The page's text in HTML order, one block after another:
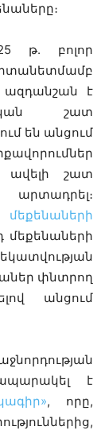
թ. բոլոր
ազդանշան է
շատ
են անցում
ավելի շատ
մեքենաների
փնտրող
անցում
է
, որը,